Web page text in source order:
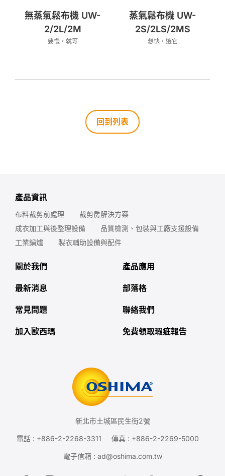
無蒸氣鬆布機 UW-
2/2L/2M
要慢，就等
蒸氣鬆布機 UW-
2S/2LS/2MS
想快，選它
回到列表
產品資訊
布料裁剪前處理
裁剪房解決方案
成衣加工與後整理設備
品質檢測、包裝與工廠支援設備
工業鍋爐
製衣輔助設備與配件
關於我們 產品應用
最新消息 部落格
常見問題 聯絡我們
加入歐西瑪 免費領取瑕疵報告
新北市土城區民生街2號
電話 : +886-2-2268-3311 傳真 : +886-2-2269-5000
電子信箱 : ad@oshima.com.tw